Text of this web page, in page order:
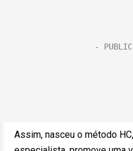
Assim, nasceu o método